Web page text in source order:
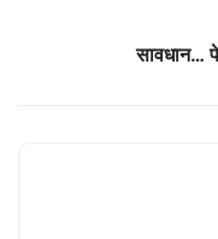
सावधान…